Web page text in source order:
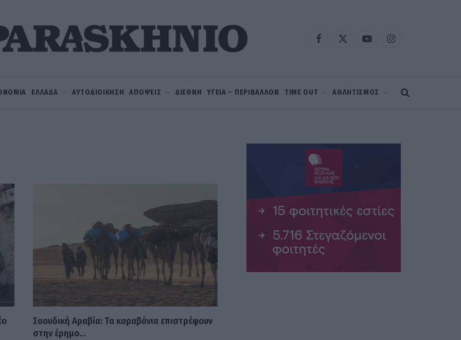
Facebook
X
YouTubeInstagram
ΕΛΛΑΔΑ ΑΥΤΟΔΙΟΙΚΗΣΗ ΑΠΟΨΕΙΣ ΔΙΕΘΝΗ ΥΓΕΙΑ – ΠΕΡΙΒΑΛΛΟΝ TIME OUT ΑΘΛΗΤΙΣΜΟΣ
Σαουδική Αραβία: Τα καραβάνια επιστρέφουν
στην έρημο…